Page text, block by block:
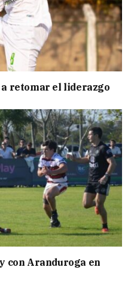
retomar el liderazgo
con Aranduroga en